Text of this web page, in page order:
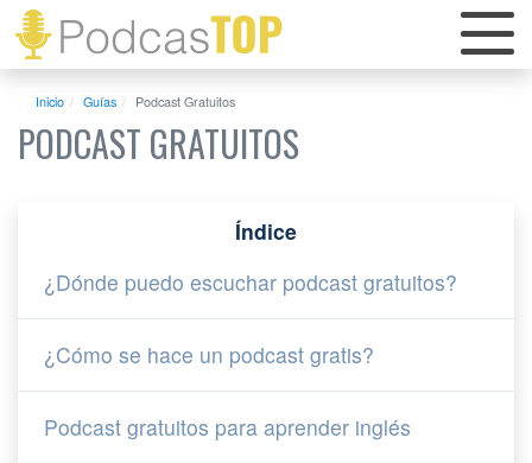
Inicio Guías Podcast Gratuitos
PODCAST GRATUITOS
Índice
¿Dónde puedo escuchar podcast gratuitos?
¿Cómo se hace un podcast gratis?
Podcast gratuitos para aprender inglés